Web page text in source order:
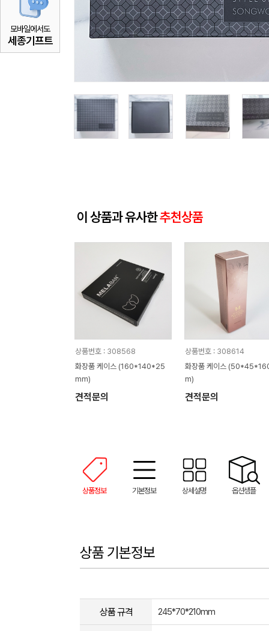
모바일에서도
세종기프트
이 상품과 유사한추천상품
상품번호 : 308568
화장품 케이스 (160*140*25
mm)
견적문의
상품번호 : 308614
화장품 케이스
m)
견적문의
상품정보 기본정보 상세설명 옵션샘플
상품 기본정보
상품 규격 245*70*210mm